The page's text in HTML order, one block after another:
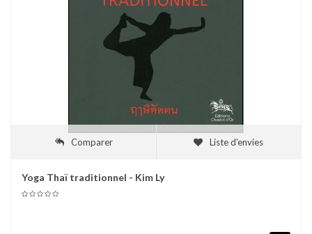
Comparer Liste d'envies
Yoga Thaï traditionnel - Kim Ly